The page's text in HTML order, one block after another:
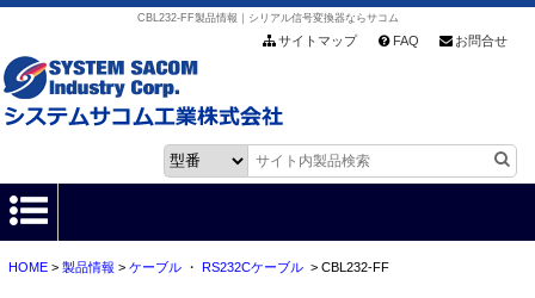
CBL232-FF製品情報｜シリアル信号変換器ならサコム
サイトマップ FAQ お問合せ
HOME
HOME> 製品情報 > ケーブル・ RS232Cケーブル> CBL232-FF